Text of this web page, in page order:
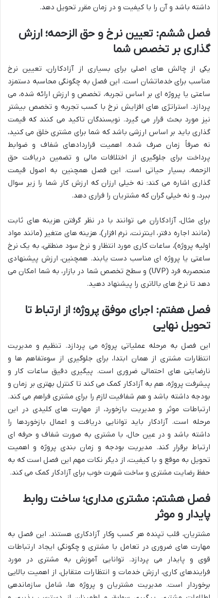
داشته باشد و آن را با کیفیت و در زمان مقرر تحویل دهد.
فصل ششم: تعیین نرخ و حق الزحمه؛ ارزش
گذاری بر تخصص شما
یکی از چالش های اصلی برای بسیاری از آزادکاران، تعیین نرخ
مناسب برای خدماتشان است. این فصل به چگونگی محاسبه دستمزد
ساعتی یا پروژه ای بر اساس تجربه، تخصص و ارزش ارائه شده، می
پردازد. استراتژی های افزایش نرخ با کسب تجربه و تخصص بیشتر
نیز مورد بحث قرار می گیرد. نویسندگان تاکید می کنند که قیمت
گذاری باید بر اساس ارزشی باشد که شما برای مشتری خلق می کنید،
نه صرفاً زمان صرف شده. اهمیت قراردادهای شفاف و ضوابط
پرداخت برای جلوگیری از اختلافات مالی و تضمین دریافت حق
الزحمه، بسیار حیاتی است. این فصل همچنین به اصول قیمت
گذاری اشاره می کند: نه خیلی ارزان که ارزش کار شما را زیر سوال
ببرد، و نه خیلی گران که مشتریان را فراری دهد.
برای مثال، آزادکاران می توانند با در نظر گرفتن هزینه های ثابت
(مانند اجاره دفتر، اینترنت، نرم افزار)، هزینه های متغیر (مانند مواد
اولیه پروژه)، ساعات کاری مورد انتظار و نرخ سود منطقی، به یک نرخ
ساعتی یا پروژه ای مناسب دست یابند. همچنین، ارزش پیشنهادی
منحصربه فرد (UVP) و سطح تخصص شما در بازار، به شما امکان می
دهد تا نرخ های بالاتری را پیشنهاد دهید.
فصل هفتم: اجرای موفق پروژه؛ از ارتباط تا
تحویل نهایی
این فصل به مرحله عملیاتی پروژه می پردازد. تنظیم و مدیریت
انتظارات مشتری از همان ابتدا، برای جلوگیری از سوءتفاهم ها و
نارضایتی های احتمالی ضروری است. پیگیری دقیق ساعات کار و
پیشرفت پروژه، هم به آزادکار کمک می کند تا کنترل بهتری بر زمان و
بودجه داشته باشد و هم شفافیت لازم را برای مشتری فراهم می کند.
ارتباطات موثر و مدیریت بازخورد، از مهارت های کلیدی در این
مرحله است. آزادکار باید توانایی دریافت و اعمال بازخوردها را
داشته باشد و در عین حال، با مشتری به صورت شفاف و حرفه ای
ارتباط برقرار کند. مدیریت بودجه و زمان بندی پروژه و اهمیت
تحویل به موقع و با کیفیت، از دیگر نکات مهم این فصل است که به
حفظ رضایت مشتری و ساخت شهرت خوب برای آزادکار کمک می کند.
فصل هشتم: مشتری مداری؛ ساخت روابط
پایدار و موثر
مشتریان، قلب تپنده هر کسب وکار آزادکاری هستند. این فصل به
مهارت های ضروری در تعامل با مشتری و چگونگی ایجاد ارتباطات
قوی و پایدار می پردازد. توانایی آموزش به مشتری در مورد
فرایندهای کاری، ارزش خدمات و انتظارات متقابل، از اهمیت بالایی
برخوردار است. مدیریت مشتریان و پروژه ها، شامل سازماندهی